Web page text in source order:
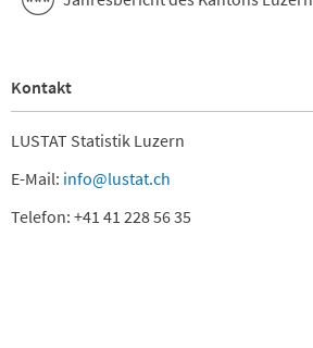
Kontakt
LUSTAT Statistik Luzern
E-Mail: info@lustat.ch
Telefon: +41 41 228 56 35